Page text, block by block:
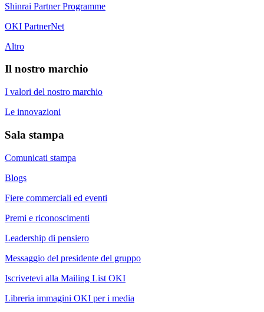
Shinrai Partner Programme
OKI PartnerNet
Altro
Il nostro marchio
I valori del nostro marchio
Le innovazioni
Sala stampa
Comunicati stampa
Blogs
Fiere commerciali ed eventi
Premi e riconoscimenti
Leadership di pensiero
Messaggio del presidente del gruppo
Iscrivetevi alla Mailing List OKI
Libreria immagini OKI per i media